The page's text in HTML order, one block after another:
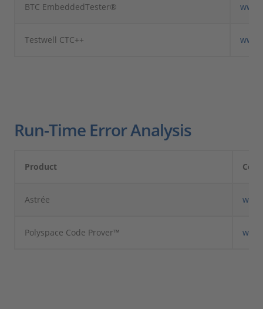
BTC EmbeddedTester®
Testwell CTC++
Run-Time Error Analysis
Product
Astrée
Polyspace Code Prover™